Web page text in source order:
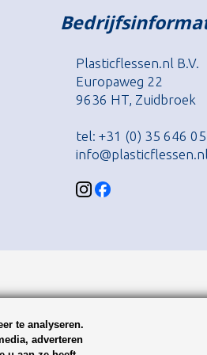
Plasticflessen.nl B.V.
Europaweg 22
9636 HT, Zuidbroek
tel: +31 (0) 35 646
info@plasticflessen.nl
te analyseren.
adverteren